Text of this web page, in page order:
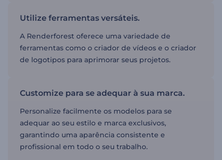
Utilize ferramentas versáteis.
A Renderforest oferece uma variedade de
ferramentas como o criador de vídeos e o criador
de logotipos para aprimorar seus projetos.
Customize para se adequar à sua marca.
Personalize facilmente os modelos para se
adequar ao seu estilo e marca exclusivos,
garantindo uma aparência consistente e
profissional em todo o seu trabalho.